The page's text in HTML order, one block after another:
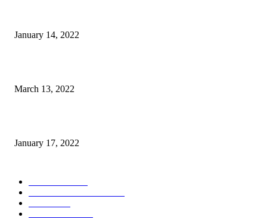
January 14, 2022
March 13, 2022
January 17, 2022